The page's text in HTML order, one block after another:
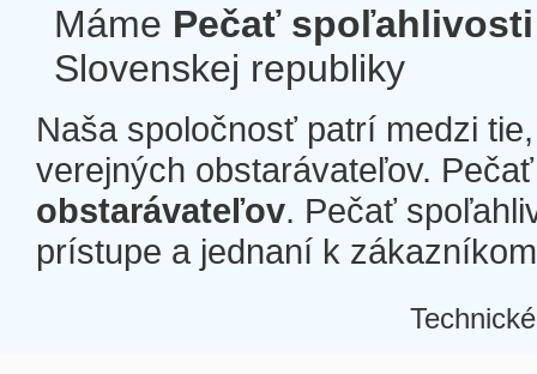
Máme Pečať spoľahlivosti
Slovenskej republiky
Naša spoločnosť patrí medzi
verejných obstarávateľov.
obstarávateľov. Pečať
prístupe a jednaní k